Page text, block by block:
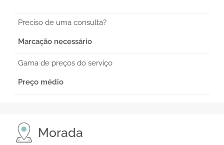
Preciso de uma consulta?
Marcação necessário
Gama de preços do serviço
Preço médio
Morada